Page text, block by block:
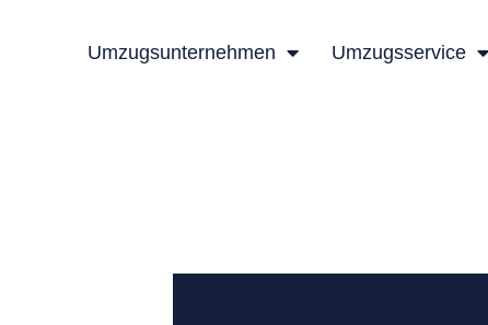
Umzugsunternehmen Umzugsservice